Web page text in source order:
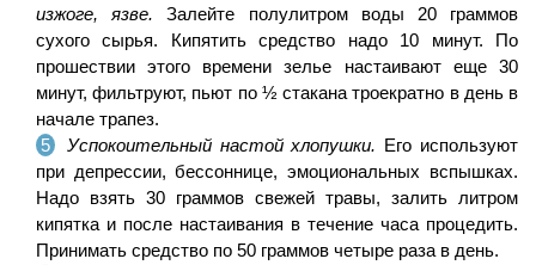
изжоге, язве.Залейте полулитром воды 20 граммов
сухого сырья. Кипятить средство надо 10 минут. По
прошествии этого времени зелье настаивают еще 30
минут, фильтруют, пьют по ½ стакана троекратно в день в
начале трапез.
Успокоительный настой хлопушки. Его используют
при депрессии, бессоннице, эмоциональных вспышках.
Надо взять 30 граммов свежей травы, залить литром
кипятка и после настаивания в течение часа процедить.
Принимать средство по 50 граммов четыре раза в день.